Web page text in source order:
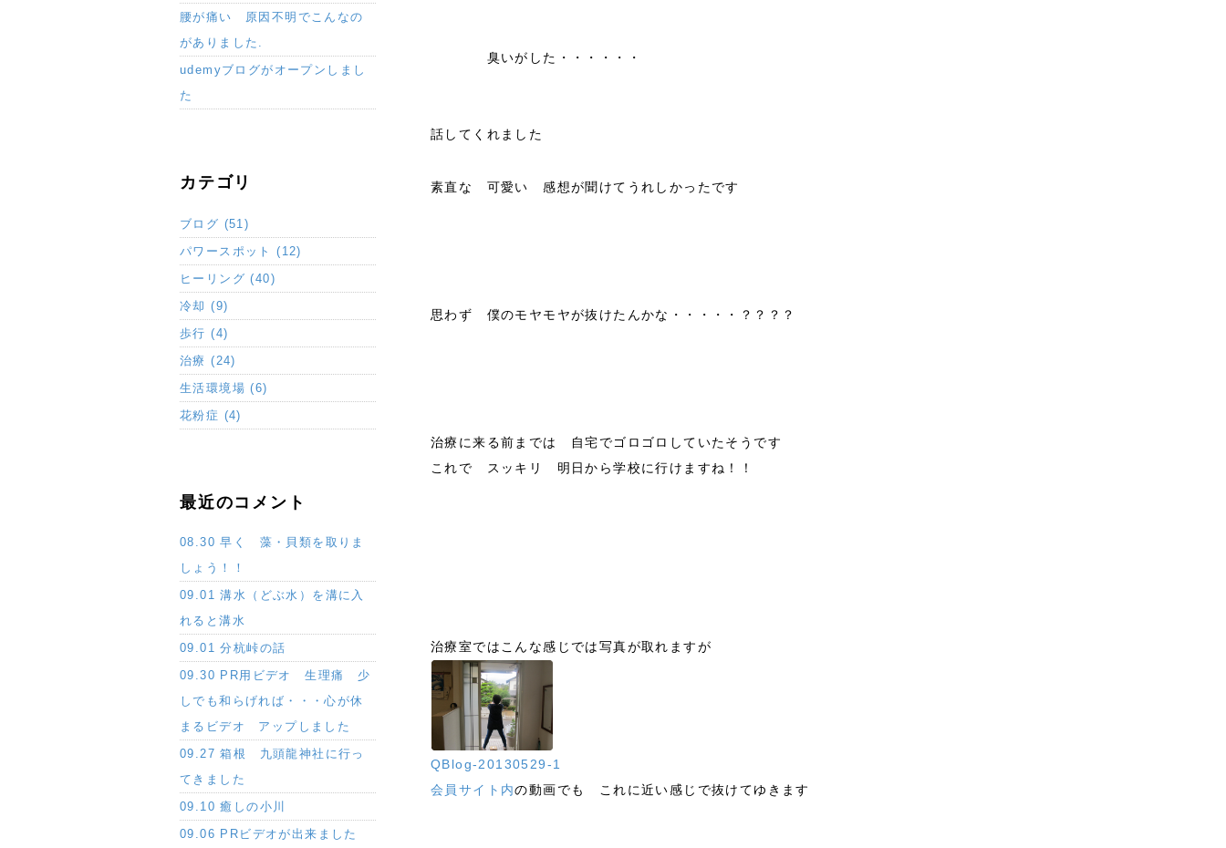
臭いがした・・・・・・
話してくれました
素直な 可愛い 感想が聞けてうれしかったです
思わず 僕のモヤモヤが抜けたんかな・・・・・？？？？
治療に来る前までは 自宅でゴロゴロしていたそうです
これで スッキリ 明日から学校に行けますね！！
治療室ではこんな感じでは写真が取れますが
QBlog-20130529-1
会員サイト内の動画でも これに近い感じで抜けてゆきます
腰が痛い 原因不明でこんなの
がありました.
udemyブログがオープンしまし
た
カテゴリ
ブログ (51)
パワースポット (12)
ヒーリング (40)
冷却 (9)
歩行 (4)
治療 (24)
生活環境場 (6)
花粉症 (4)
最近のコメント
08.30 早く 藻・貝類を取りま
しょう！！
09.01 溝水（どぶ水）を溝に入
れると溝水
09.01 分杭峠の話
09.30 PR用ビデオ 生理痛 少
しでも和らげれば・・・心が休
まるビデオ アップしました
09.27 箱根 九頭龍神社に行っ
てきました
09.10 癒しの小川
09.06 PRビデオが出来ました